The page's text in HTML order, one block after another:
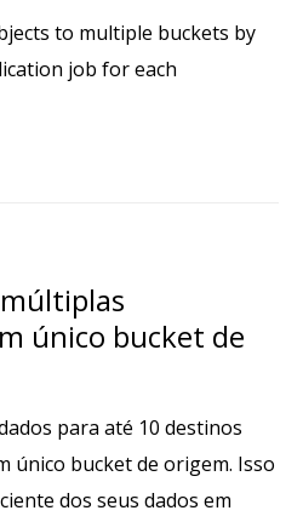
to multiple buckets by
job for each
único bucket de
para até 10 destinos
único bucket de origem. Isso
dos seus dados em